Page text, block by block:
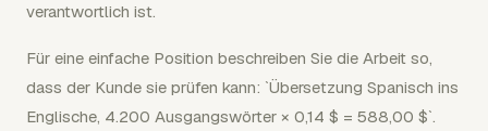
verantwortlich ist.
Für eine einfache Position beschreiben Sie die Arbeit so,
dass der Kunde sie prüfen kann: `Übersetzung Spanisch ins
Englische, 4.200 Ausgangswörter × 0,14 $ = 588,00 $`.